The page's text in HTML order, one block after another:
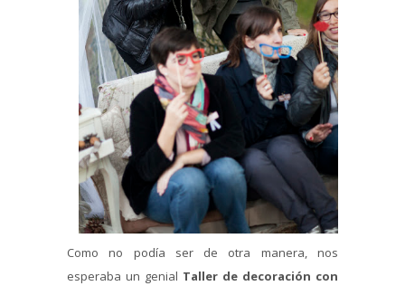
Como no podía ser de otra manera, nos
esperaba un genial Taller de decoración con